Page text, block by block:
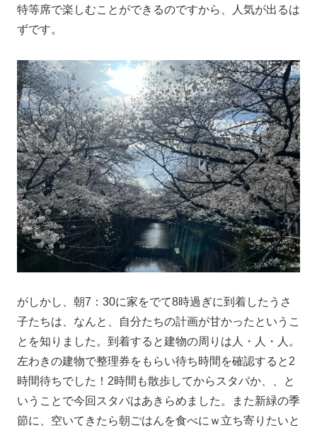
特等席で楽しむことができるのですから、人気が出るは
ずです。
がしかし、朝7：30に家をでて8時過ぎに到着したうさ
子たちは、なんと、自分たちの計画が甘かったというこ
とを知りました。到着すると建物の周りは人・人・人。
左わきの建物で整理券をもらい待ち時間を確認すると2
時間待ちでした！2時間も散歩してからスタバか、、と
いうことで今回スタバはあきらめました。また新緑の季
節に、空いてきたら朝ごはんを食べにｗ立ち寄りたいと